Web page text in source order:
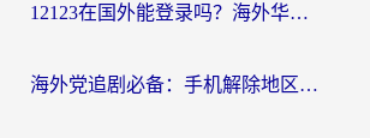
12123在国外能登录吗？海外华人必看的回国加速实用指南
海外党追剧必备：手机解除地区限制app怎么选？解决央视视频&国内剧地区限制全指南